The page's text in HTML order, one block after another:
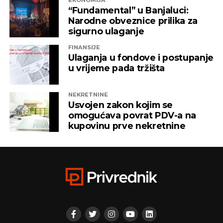
ITSS”, “Sirius 2010”, “Kaldera”, “K-2 Audio” u čijem je
vlasništvu Alternativna televizija, “Una World” u
čijem je vlasništvu bila “Una TV”.
Iz “Infinity-ja” su tada saopštili da će bez posla ostati
oko 800 ljudi, a spas su potražili u registrovanju
novih kompanija i promjenama vlasničke strukture,
pretvarajućći dotatašnje rukovodioce u vlasnike.
„Invictus“ su prije mjesec dana osnovali menadžeri
„Prointera“ i „Siriusa”.
REKLAMA
“Fundamental” u Banjaluci:
Narodne obveznice prilika za
sigurno ulaganje
FINANSIJE
Ulaganja u fondove i postupanje
u vrijeme pada tržišta
NEKRETNINE
Usvojen zakon kojim se
omogućava povrat PDV-a na
kupovinu prve nekretnine